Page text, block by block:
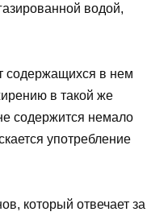
водой,
содержащихся в нем
в такой же
содержится немало
употребление
который отвечает за